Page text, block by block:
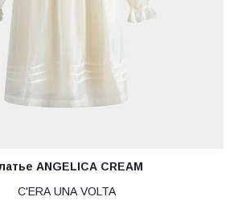
ANGELICA CREAM
C'ERA UNA VOLTA